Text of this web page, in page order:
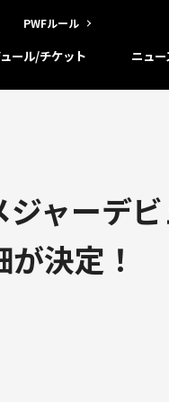
PWFルール
ール/チケット ニュー
ャーデ
決定！